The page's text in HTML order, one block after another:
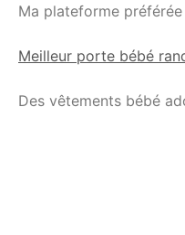
Ma plateforme
Meilleur porte bébé
Des vêtements bébé